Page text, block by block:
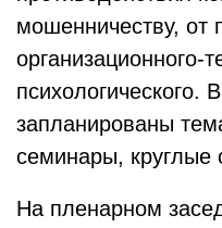
мошенничеству, от
организационного-
запланированы
семинары, круглые
На пленарном